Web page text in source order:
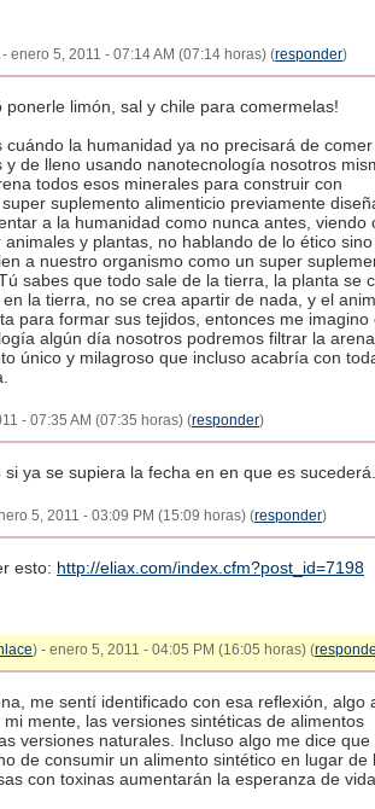
enero 5, 2011 - 07:14 AM (07:14 horas) (responder)
ponerle limón, sal y chile para comermelas!
cuándo la humanidad ya no precisará de comer
y de lleno usando nanotecnología nosotros
todos esos minerales para construir con
suplemento alimenticio previamente
a la humanidad como nunca antes, viendo
y plantas, no hablando de lo ético
a nuestro organismo como un super
sabes que todo sale de la tierra, la planta se
la tierra, no se crea apartir de nada, y el
para formar sus tejidos, entonces me imagino
algún día nosotros podremos filtrar la
único y milagroso que incluso acabría con
- 07:35 AM (07:35 horas) (responder)
si ya se supiera la fecha en en que es
5, 2011 - 03:09 PM (15:09 horas) (responder)
esto: http://eliax.com/index.cfm?post_id=7198
) - enero 5, 2011 - 04:05 PM (16:05 horas) (
me sentí identificado con esa reflexión, algo
mi mente, las versiones sintéticas de alimentos
versiones naturales. Incluso algo me dice que
de consumir un alimento sintético en lugar de
con toxinas aumentarán la esperanza de